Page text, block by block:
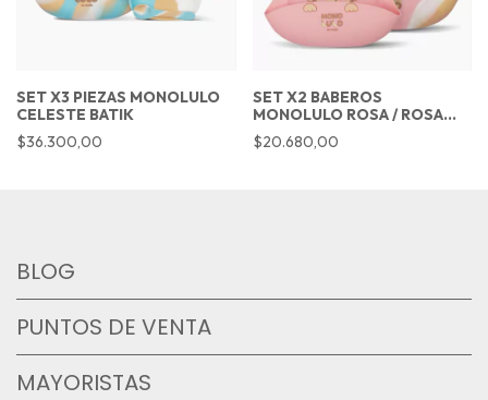
SET X3 PIEZAS MONOLULO
CELESTE BATIK
$36.300,00
SET X2 BABEROS
MONOLULO ROSA / ROSA
BATIK
$20.680,00
BLOG
PUNTOS DE VENTA
MAYORISTAS